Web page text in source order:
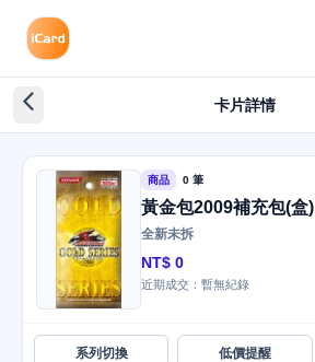
arrow_back_ios_new 卡片詳情
商品 0 筆
黃金包2009補充包(盒)
全新未拆
NT$ 0
近期成交：暫無紀錄
系列切換 低價提醒